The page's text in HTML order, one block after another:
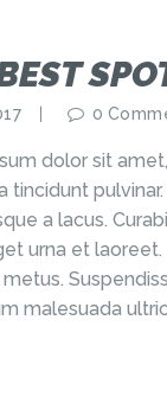
0
dolor sit
tincidunt
a lacus.
urna et
malesuada